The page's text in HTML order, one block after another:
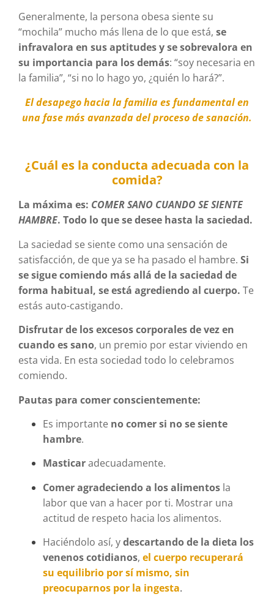
Generalmente, la persona obesa siente su
“mochila” mucho más llena de lo que está, se
infravalora en sus aptitudes y se sobrevalora en
su importancia para los demás: “soy necesaria en
la familia”, “si no lo hago yo, ¿quién lo hará?”.
El desapego hacia la familia es fundamental en
una fase más avanzada del proceso de sanación.
¿Cuál es la conducta adecuada con la
comida?
La máxima es: COMER SANO CUANDO SE SIENTE
HAMBRE. Todo lo que se desee hasta la saciedad.
La saciedad se siente como una sensación de
satisfacción, de que ya se ha pasado el hambre. Si
se sigue comiendo más allá de la saciedad de
forma habitual, se está agrediendo al cuerpo. Te
estás auto-castigando.
Disfrutar de los excesos corporales de vez en
cuando es sano, un premio por estar viviendo en
esta vida. En esta sociedad todo lo celebramos
comiendo.
Pautas para comer conscientemente:
Es importante no comer si no se siente
hambre.
Masticaradecuadamente.
Comer agradeciendo a los alimentos la
labor que van a hacer por ti. Mostrar una
actitud de respeto hacia los alimentos.
Haciéndolo así, ydescartando de la dieta los
venenos cotidianos, el cuerpo recuperará
su equilibrio por sí mismo, sin
preocuparnos por la ingesta.